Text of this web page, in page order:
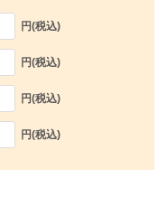
円(税込)
円(税込)
円(税込)
円(税込)